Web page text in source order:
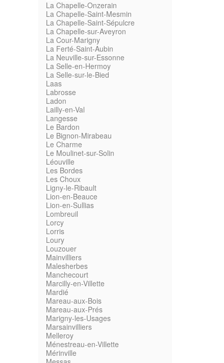
La Chapelle-Onzerain
La Chapelle-Saint-Mesmin
La Chapelle-Saint-Sépulcre
La Chapelle-sur-Aveyron
La Cour-Marigny
La Ferté-Saint-Aubin
La Neuville-sur-Essonne
La Selle-en-Hermoy
La Selle-sur-le-Bied
Laas
Labrosse
Ladon
Lailly-en-Val
Langesse
Le Bardon
Le Bignon-Mirabeau
Le Charme
Le Moulinet-sur-Solin
Léouville
Les Bordes
Les Choux
Ligny-le-Ribault
Lion-en-Beauce
Lion-en-Sullias
Lombreuil
Lorcy
Lorris
Loury
Louzouer
Mainvilliers
Malesherbes
Manchecourt
Marcilly-en-Villette
Mardié
Mareau-aux-Bois
Mareau-aux-Prés
Marigny-les-Usages
Marsainvilliers
Melleroy
Ménestreau-en-Villette
Mérinville